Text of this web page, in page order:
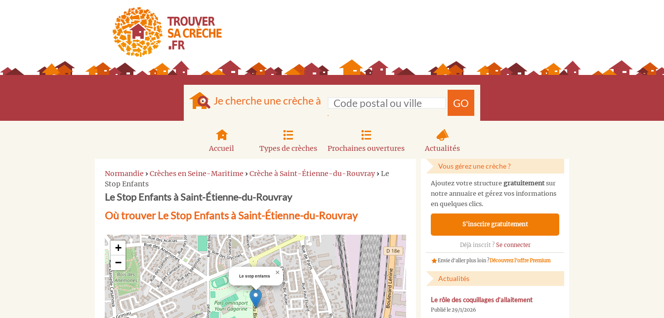
Je cherche une crèche à GO
Accueil Types de crèches Prochaines ouvertures Actualités
Normandie › Crèches en Seine-Maritime › Crèche à Saint-Étienne-du-Rouvray › Le
Stop Enfants
Le Stop Enfants à Saint-Étienne-du-Rouvray
Où trouver Le Stop Enfants à Saint-Étienne-du-Rouvray
Le stop enfants ×
+
−
Vous gérez une crèche ?
Ajoutez votre structure gratuitementsur
notre annuaire et gérez vos informations
en quelques clics.
S'inscrire gratuitement
Déjà inscrit ? Se connecter
Envie d'aller plus loin ?Découvrez l'offre Premium
Actualités
Le rôle des coquillages d’allaitement
Publié le 29/1/2026